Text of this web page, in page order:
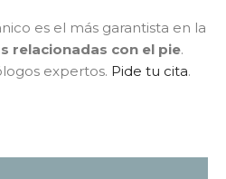
es el más garantista en la
relacionadas con el pie.
expertos. Pide tu cita.